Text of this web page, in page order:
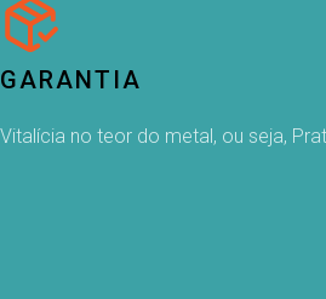
GARANTIA
Vitalícia no teor do metal, ou seja,